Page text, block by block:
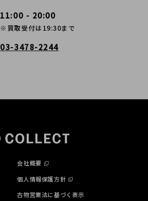
11:00 - 20:00
※買取受付は19:30まで
03-3478-2244
会社概要
個人情報保護方針
古物営業法に基づく表示